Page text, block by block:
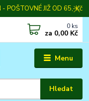
POŠTOVNÉ JIŽ OD 65,-Kč
Menu
Hledat
0 ks
za 0,00 Kč